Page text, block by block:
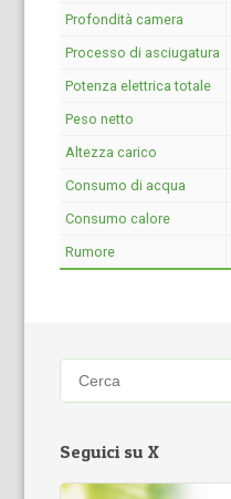
Profondità camera
Processo di asciugatura
Potenza elettrica totale
Peso netto
Altezza carico
Consumo di acqua
Consumo calore
Rumore
Seguici su X